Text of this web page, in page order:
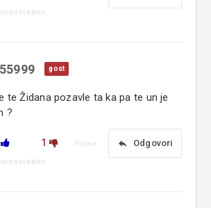
vsebino
gost
te Židana pozavle ta ka pa te un je
?
1 reply Odgovori
Prijavi
vsebino